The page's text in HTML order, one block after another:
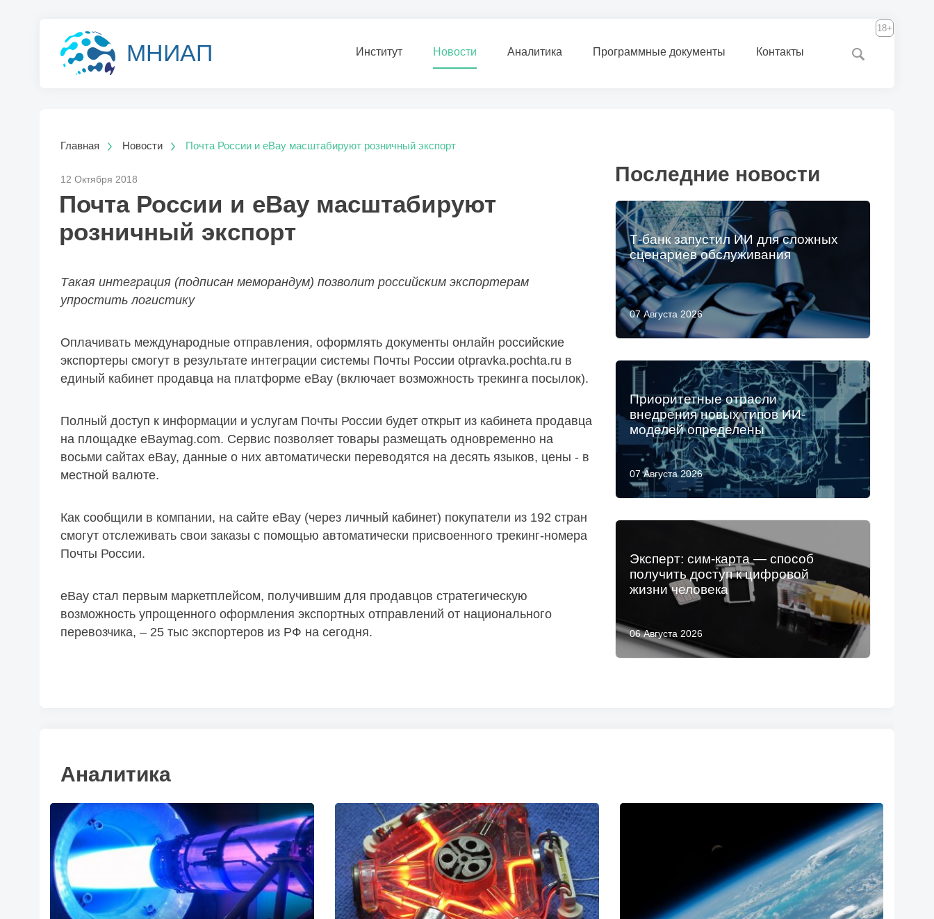
МНИАП Институт Новости Аналитика Программные документы Контакты
18+
Главная Новости Почта России и eBay масштабируют розничный экспорт
12 Октября 2018
Почта России и eBay масштабируют
розничный экспорт
Такая интеграция (подписан меморандум) позволит российским экспортерам
упростить логистику
Оплачивать международные отправления, оформлять документы онлайн российские
экспортеры смогут в результате интеграции системы Почты России otpravka.pochta.ru в
единый кабинет продавца на платформе eBay (включает возможность трекинга посылок).
Полный доступ к информации и услугам Почты России будет открыт из кабинета продавца
на площадке eBaymag.com. Сервис позволяет товары размещать одновременно на
восьми сайтах eBay, данные о них автоматически переводятся на десять языков, цены - в
местной валюте.
Как сообщили в компании, на сайте eBay (через личный кабинет) покупатели из 192 стран
смогут отслеживать свои заказы с помощью автоматически присвоенного трекинг-номера
Почты России.
eBay cтал первым маркетплейсом, получившим для продавцов стратегическую
возможность упрощенного оформления экспортных отправлений от национального
перевозчика, – 25 тыс экспортеров из РФ на сегодня.
Последние новости
07 Августа 2026
Т-банк запустил ИИ для сложных
сценариев обслуживания
07 Августа 2026
Приоритетные отрасли
внедрения новых типов ИИ-
моделей определены
06 Августа 2026
Эксперт: сим-карта — способ
получить доступ к цифровой
жизни человека
Аналитика